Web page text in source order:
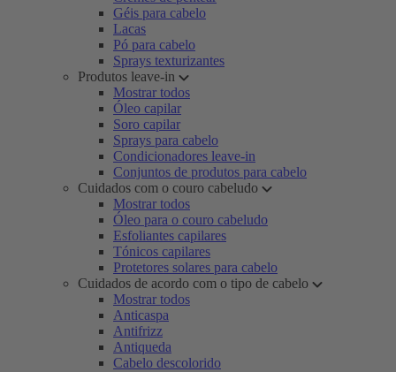
Géis para cabelo
Lacas
Pó para cabelo
Sprays texturizantes
Produtos leave-in
Mostrar todos
Óleo capilar
Soro capilar
Sprays para cabelo
Condicionadores leave-in
Conjuntos de produtos para cabelo
Cuidados com o couro cabeludo
Mostrar todos
Óleo para o couro cabeludo
Esfoliantes capilares
Tónicos capilares
Protetores solares para cabelo
Cuidados de acordo com o tipo de cabelo
Mostrar todos
Anticaspa
Antifrizz
Antiqueda
Cabelo descolorido